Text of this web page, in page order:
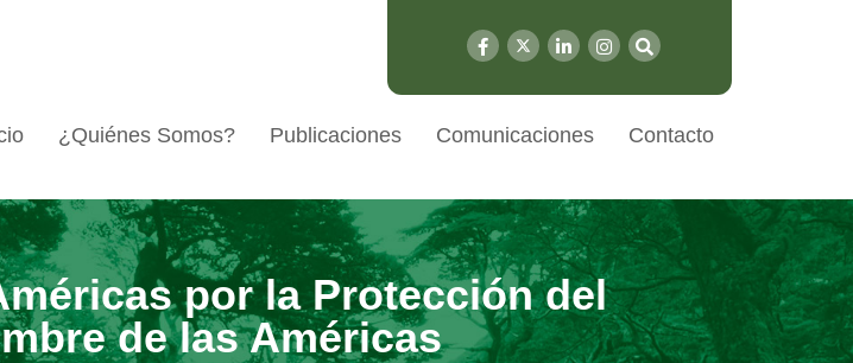
¿Quiénes Somos? Publicaciones Comunicaciones Contacto
por la Protección del
de las Américas